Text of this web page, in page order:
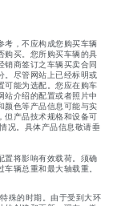
考，不应构成您购买车辆
购买。您所购买车辆的具
商签订之车辆买卖合同
。尽管网站上已经标明或
可能为选配。您应在购车
介绍的配置或者照片中
颜色等产品信息可能与实
但产品技术规格和设备可
况。具体产品信息敬请垂
置将影响有效载荷。须确
辆总重和最大轴载重。
殊的时期。由于受到大环